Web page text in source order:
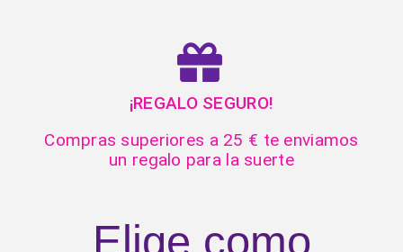
¡REGALO SEGURO!
Compras superiores a 25 € te enviamos
un regalo para la suerte
Elige como